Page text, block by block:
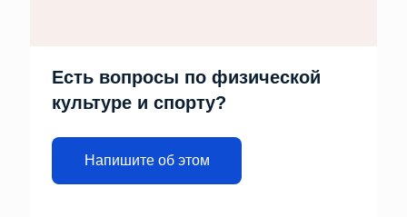
Есть вопросы по физической
культуре и спорту?
Напишите об этом